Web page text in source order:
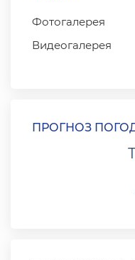
Фотогалерея
Видеогалерея
ПРОГНОЗ